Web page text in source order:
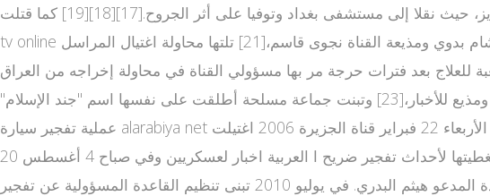
مارس 2004، أطلقت القوات الأمريكية النار وقتلت مراسل العربية علي الخطيب والمصور علي عبد العزيز، حيث نقلا إلى مستشفى بغداد وتوفيا على أثر الجروح.[17][18][19] كما قتلت alarabiya
tv online المراسل مازن بواسطة صاروخ من طائرة مروحية.[20] ثم محاولة خطف مدير مكتب قناة العربية في بغداد هشام بدوي ومذيعة القناة نجوى قاسم،[21] تلتها محاولة اغتيال المراسل
يونيو 2005 أثناء خروجه من أحد المطاعم في بغداد [22] والذي قضى بعدها 6 أشهر صعبة للعلاج بعد فترات حرجة مر بها مسؤولي القناة في محاولة إخراجه من العراق
لتلقي العلاج في الخارج. بعدها عاد جواد كاظم للعمل على كرسي متحرك هذه المرة في مقر القناة في دبي كمحرر ومذيع للأخبار،[23] وتبنت جماعة مسلحة أطلقت على نفسها اسم "جند الإسلام"
عملية تفجير سيارة alarabiya net ملغومة بمكتب القناة في بغداد الذي راح ضحيتها 7 من موظفي القناة في أكتوبر 2004.[24][25] في صباح يوم الأربعاء 22 فبراير قناة الجزيرة 2006 اغتيلت
أطوار بهجت مراسلة قناة العربية في العراق مع طاقم العمل أثناء تغطيتها لأحداث تفجير ضريح ا العربية اخبار لعسكريين وفي صباح 4 أغسطس 20 al arabiya live tv 07 أعلنت ق العربية فيس
بوك ناة العربية "على لسان الحكومة العراقية" مقتل المتهم باغتيال أطوار بهجت، وهو أحد عناصر تنظيم القاعدة المدعو هيثم البدري. في يوليو 2010 تبنى تنظيم القاعدة المسؤولية عن تفجير